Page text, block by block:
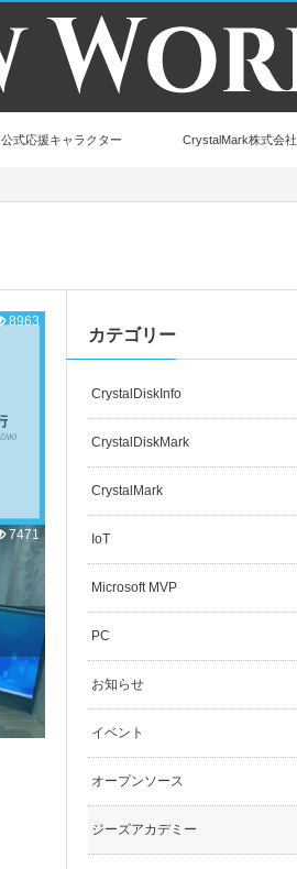
公式応援キャラクター CrystalMark株式会社
8963
7471
カテゴリー
CrystalDiskInfo
CrystalDiskMark
CrystalMark
IoT
Microsoft MVP
PC
お知らせ
イベント
オープンソース
ジーズアカデミー